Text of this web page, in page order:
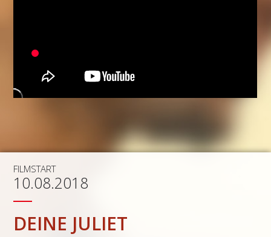
FILMSTART
10.08.2018
DEINE JULIET